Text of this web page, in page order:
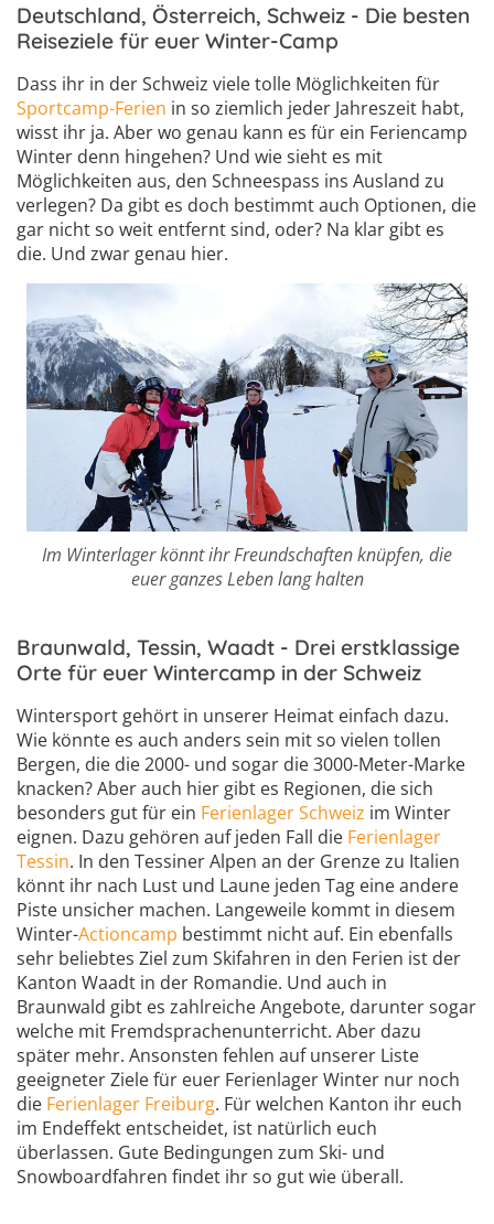
Deutschland, Österreich, Schweiz - Die besten
Reiseziele für euer Winter-Camp
Dass ihr in der Schweiz viele tolle Möglichkeiten für
Sportcamp-Ferien in so ziemlich jeder Jahreszeit habt,
wisst ihr ja. Aber wo genau kann es für ein Feriencamp
Winter denn hingehen? Und wie sieht es mit
Möglichkeiten aus, den Schneespass ins Ausland zu
verlegen? Da gibt es doch bestimmt auch Optionen, die
gar nicht so weit entfernt sind, oder? Na klar gibt es
die. Und zwar genau hier.
Im Winterlager könnt ihr Freundschaften knüpfen, die
euer ganzes Leben lang halten
Braunwald, Tessin, Waadt - Drei erstklassige
Orte für euer Wintercamp in der Schweiz
Wintersport gehört in unserer Heimat einfach dazu.
Wie könnte es auch anders sein mit so vielen tollen
Bergen, die die 2000- und sogar die 3000-Meter-Marke
knacken? Aber auch hier gibt es Regionen, die sich
besonders gut für ein Ferienlager Schweiz im Winter
eignen. Dazu gehören auf jeden Fall die Ferienlager
Tessin. In den Tessiner Alpen an der Grenze zu Italien
könnt ihr nach Lust und Laune jeden Tag eine andere
Piste unsicher machen. Langeweile kommt in diesem
Winter-Actioncamp bestimmt nicht auf. Ein ebenfalls
sehr beliebtes Ziel zum Skifahren in den Ferien ist der
Kanton Waadt in der Romandie. Und auch in
Braunwald gibt es zahlreiche Angebote, darunter sogar
welche mit Fremdsprachenunterricht. Aber dazu
später mehr. Ansonsten fehlen auf unserer Liste
geeigneter Ziele für euer Ferienlager Winter nur noch
die Ferienlager Freiburg. Für welchen Kanton ihr euch
im Endeffekt entscheidet, ist natürlich euch
überlassen. Gute Bedingungen zum Ski- und
Snowboardfahren findet ihr so gut wie überall.